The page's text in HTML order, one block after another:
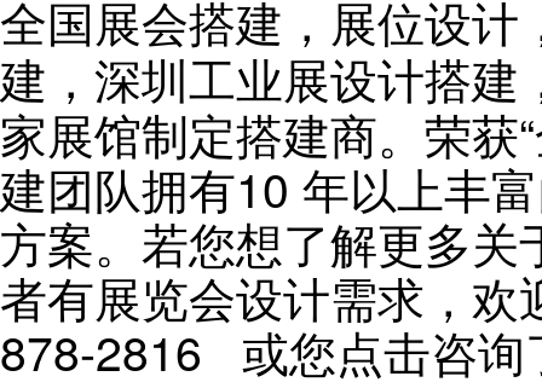
全国展会搭建，展位设计
建，深圳工业展设计搭建
家展馆制定搭建商。荣获“
建团队拥有10 年以上丰
方案。若您想了解更多关
者有展览会设计需求，欢
878-2816 或您点击咨